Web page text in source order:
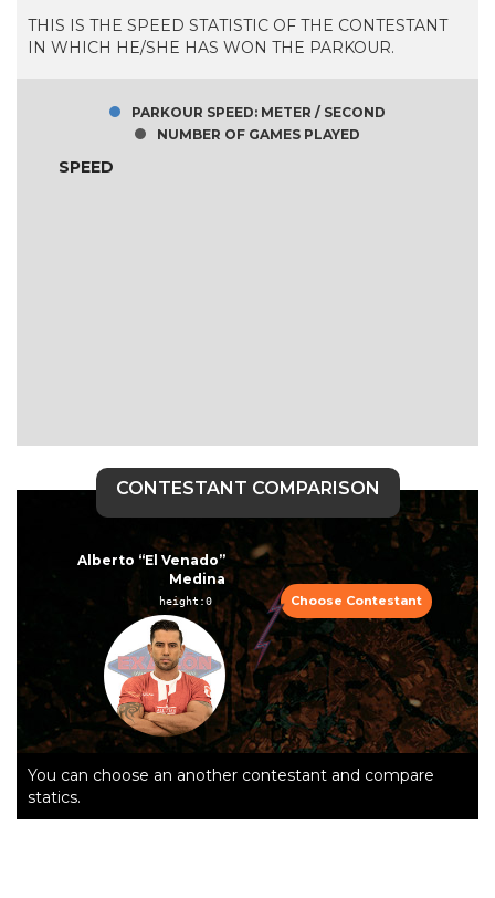
THIS IS THE SPEED STATISTIC OF THE CONTESTANT
IN WHICH HE/SHE HAS WON THE PARKOUR.
PARKOUR SPEED: METER / SECOND
NUMBER OF GAMES PLAYED
SPEED
CONTESTANT COMPARISON
Alberto “El Venado”
Medina
height:0 Choose Contestant
You can choose an another contestant and compare
statics.